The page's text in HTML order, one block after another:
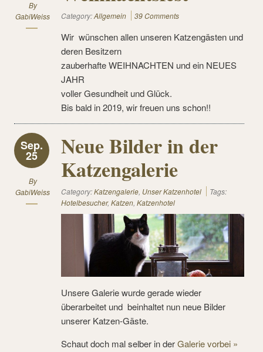
By
GabiWeiss
Category:Allgemein 39 Comments
Wir wünschen allen unseren Katzengästen und
deren Besitzern
zauberhafte WEIHNACHTEN und ein NEUES
JAHR
voller Gesundheit und Glück.
Bis bald in 2019, wir freuen uns schon!!
Sep.
25
By
GabiWeiss
Neue Bilder in der
Katzengalerie
Category:Katzengalerie, Unser Katzenhotel
Tags:
Hotelbesucher, Katzen, Katzenhotel
Unsere Galerie wurde gerade wieder
überarbeitet und beinhaltet nun neue Bilder
unserer Katzen-Gäste.
Schaut doch mal selber in derGalerie vorbei »